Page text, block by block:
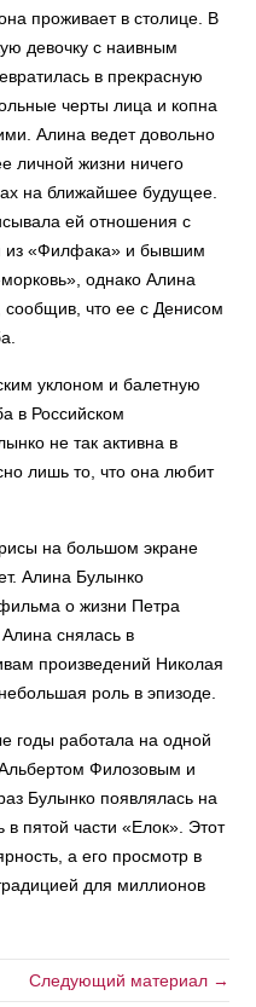
проживает в столице. В
девочку с наивным
в прекрасную
черты лица и копна
Алина ведет довольно
личной жизни ничего
на ближайшее будущее.
ей отношения с
из «Филфака» и бывшим
однако Алина
что ее с Денисом
уклоном и балетную
в Российском
не так активна в
лишь то, что она любит
на большом экране
Алина Булынко
о жизни Петра
снялась в
произведений Николая
роль в эпизоде.
работала на одной
Филозовым и
Булынко появлялась на
в пятой части «Елок». Этот
а его просмотр в
для миллионов
Следующий материал →